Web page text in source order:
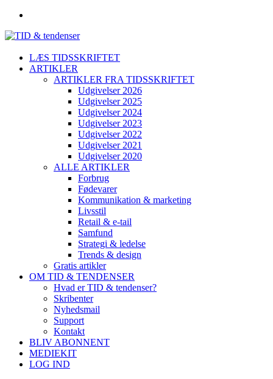
LÆS TIDSSKRIFTET
ARTIKLER
ARTIKLER FRA TIDSSKRIFTET
Udgivelser 2026
Udgivelser 2025
Udgivelser 2024
Udgivelser 2023
Udgivelser 2022
Udgivelser 2021
Udgivelser 2020
ALLE ARTIKLER
Forbrug
Fødevarer
Kommunikation & marketing
Livsstil
Retail & e-tail
Samfund
Strategi & ledelse
Trends & design
Gratis artikler
OM TID & TENDENSER
Hvad er TID & tendenser?
Skribenter
Nyhedsmail
Support
Kontakt
BLIV ABONNENT
MEDIEKIT
LOG IND